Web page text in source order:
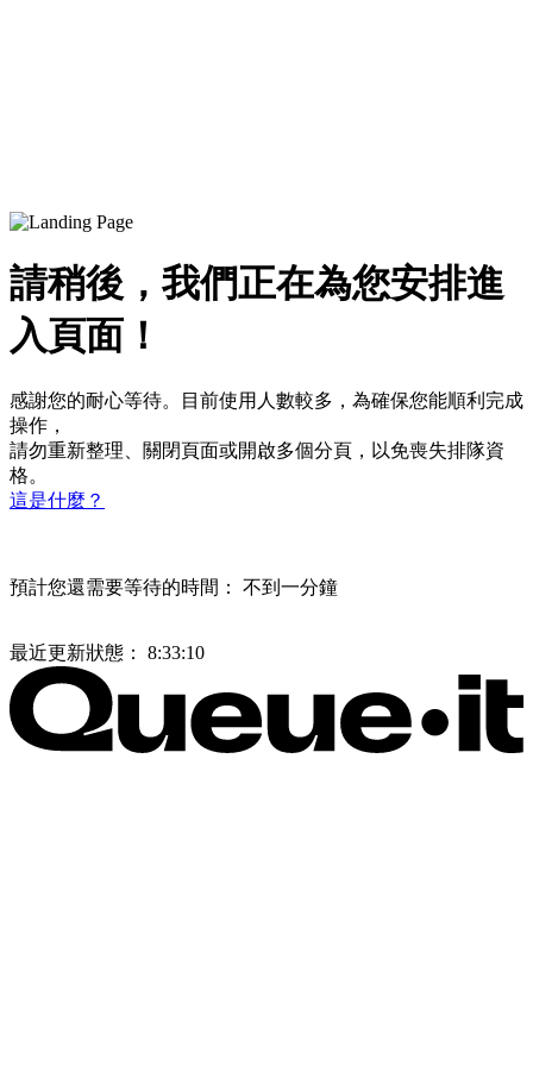
請稍後，我們正在為您安排進
入頁面！
感謝您的耐心等待。目前使用人數較多，為確保您能順利完成
操作，
請勿重新整理、關閉頁面或開啟多個分頁，以免喪失排隊資
格。
這是什麼？
預計您還需要等待的時間： 不到一分鐘
最近更新狀態： 8:33:10